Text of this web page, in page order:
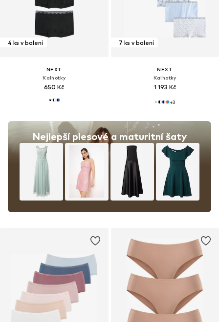
4 ks v balení
NEXT
Kalhotky
650 Kč
Nejlepší plesové a maturitní šaty
7 ks v balení
NEXT
Kalhotky
1 193 Kč
+3